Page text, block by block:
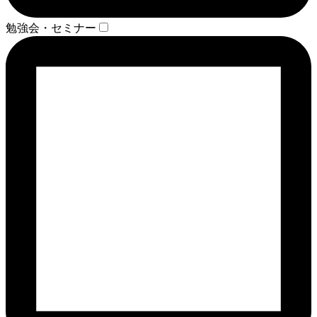
勉強会・セミナー